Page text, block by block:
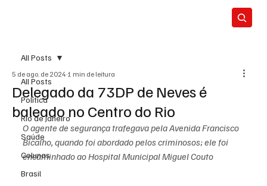
All Posts
Política
Rio de Janeiro
Saúde
Colunas
Brasil
All Posts
Delegado da 73DP de Neves é
baleado no Centro do Rio
5 de ago. de 2024 1 min de leitura
O agente de segurança trafegava pela Avenida Francisco
Bicalho, quando foi abordado pelos criminosos; ele foi
encaminhado ao Hospital Municipal Miguel Couto